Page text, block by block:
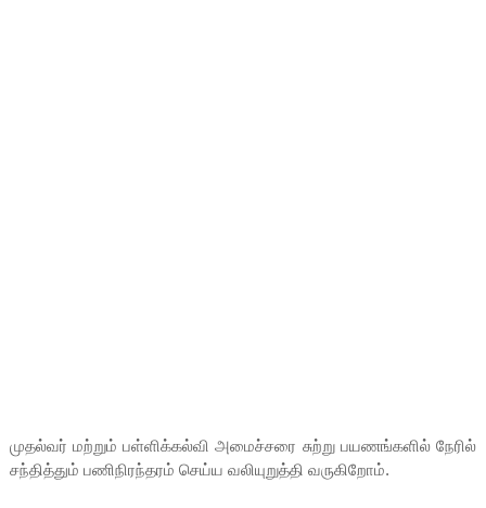
முதல்வர் மற்றும் பள்ளிக்கல்வி அமைச்சரை சுற்று பயணங்களில் நேரில்
சந்தித்தும் பணிநிரந்தரம் செய்ய வலியுறுத்தி வருகிறோம்.